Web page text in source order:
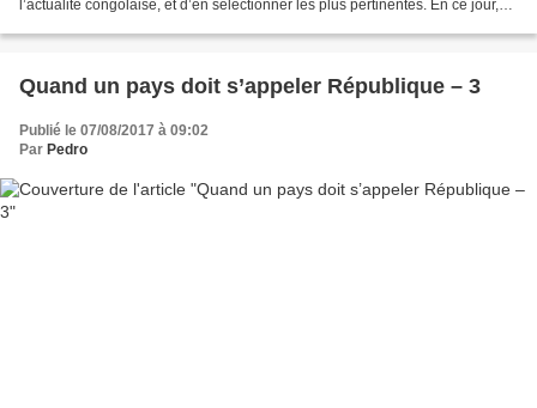
l’actualité congolaise, et d’en sélectionner les plus pertinentes. En ce jour,
Quand un pays doit s’appeler République – 3
Publié le 07/08/2017 à 09:02
Par Pedro